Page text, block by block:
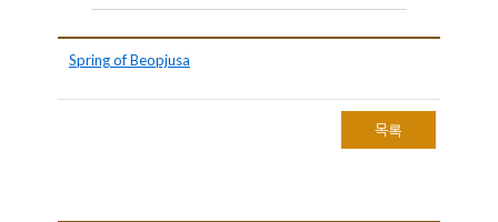
Spring of Beopjusa
목록